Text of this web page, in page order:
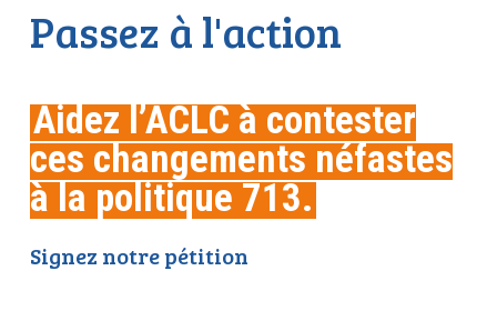
Passez à l'action
Aidez l’ACLC à contester
ces changements néfastes
à la politique 713.
Signez notre pétition
gouvernement du Nouveau-Brunswick de